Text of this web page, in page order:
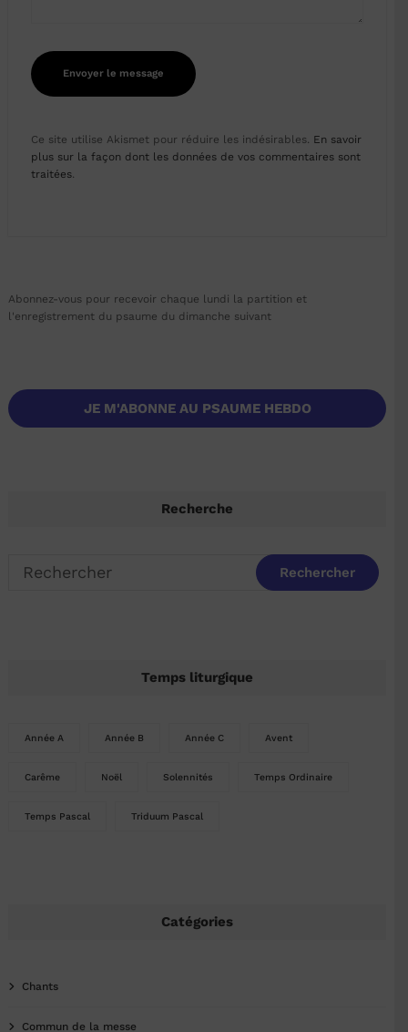
Ce site utilise Akismet pour réduire les indésirables. En savoir
plus sur la façon dont les données de vos commentaires sont
traitées
Abonnez-vous pour recevoir chaque lundi la partition et
l'enregistrement du psaume du dimanche suivant
JE M'ABONNE AU PSAUME HEBDO
Recherche
Temps liturgique
Année A Année B Année C Avent
Carême Noël Solennités Temps Ordinaire
Temps Pascal Triduum Pascal
Catégories
Chants
Commun de la messe